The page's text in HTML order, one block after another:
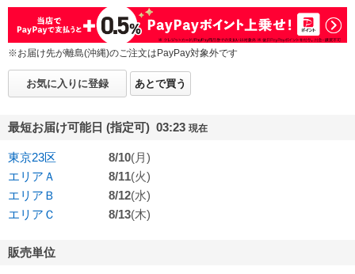
※お届け先が離島(沖縄)のご注文はPayPay対象外です
お気に入りに登録 あとで買う
最短お届け可能日 (指定可) 03:23 現在
東京23区 8/10(月)
エリアＡ
8/11(火)
エリアＢ
8/12(水)
エリアＣ
8/13(木)
販売単位